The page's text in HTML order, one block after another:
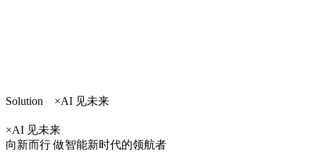
Solution ×AI 见未来
×AI 见未来
向新而行 做智能新时代的领航者